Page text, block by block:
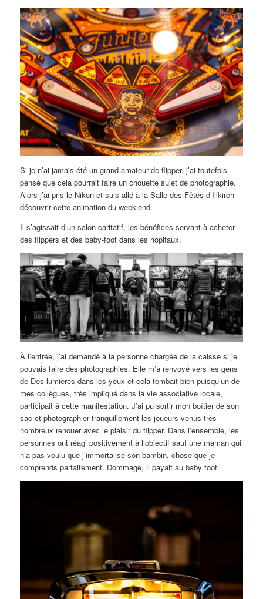
Si je n’ai jamais été un grand amateur de flipper, j’ai toutefois
pensé que cela pourrait faire un chouette sujet de photographie.
Alors j’ai pris le Nikon et suis allé à la Salle des Fêtes d’Illkirch
découvrir cette animation du week-end.
Il s’agissait d’un salon caritatif, les bénéfices servant à acheter
des flippers et des baby-foot dans les hôpitaux.
À l’entrée, j’ai demandé à la personne chargée de la caisse si je
pouvais faire des photographies. Elle m’a renvoyé vers les gens
de Des lumières dans les yeux et cela tombait bien puisqu’un de
mes collègues, très impliqué dans la vie associative locale,
participait à cette manifestation. J’ai pu sortir mon boîtier de son
sac et photographier tranquillement les joueurs venus très
nombreux renouer avec le plaisir du flipper. Dans l’ensemble, les
personnes ont réagi positivement à l’objectif sauf une maman qui
n’a pas voulu que j’immortalise son bambin, chose que je
comprends parfaitement. Dommage, il payait au baby foot.